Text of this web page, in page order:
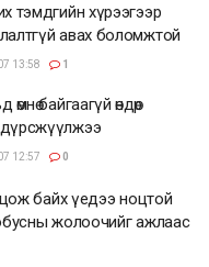
тэмдгийн хүрээгээр
авах боломжтой
13:58 1
байгаагүй өндөр
дүрсжүүлжээ
12:57 0
байх үедээ ноцтой
жолоочийг ажлаас